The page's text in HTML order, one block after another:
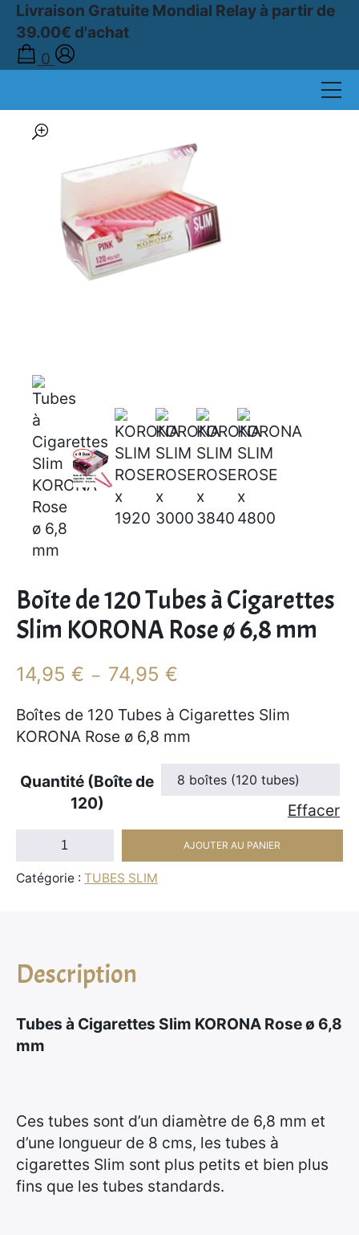
🔍
Boîte de 120 Tubes à Cigarettes
Slim KORONA Rose ø 6,8 mm
14,95 € – 74,95 €
a
g
d
i
9
7
4
,
9
Boîtes de 120 Tubes à Cigarettes Slim
KORONA Rose ø 6,8 mm
Quantité (Boîte de
120)
Effacer
quantité
Boîte
à
Cigarettes
KORONA
Rose
mm
AJOUTER AU PANIER
Catégorie : TUBES SLIM
Accueil › Boutique
Boîte de 120 Tubes à Cigarettes Slim KORONA Rose ø 6,8 mm
Description
Tubes à Cigarettes Slim KORONA Rose ø 6,8
mm
Ces tubes sont d’un diamètre de 6,8 mm et
d’une longueur de 8 cms, les tubes à
cigarettes Slim sont plus petits et bien plus
fins que les tubes standards.
Livraison Gratuite Mondial Relay à partir de
39.00€ d'achat
0